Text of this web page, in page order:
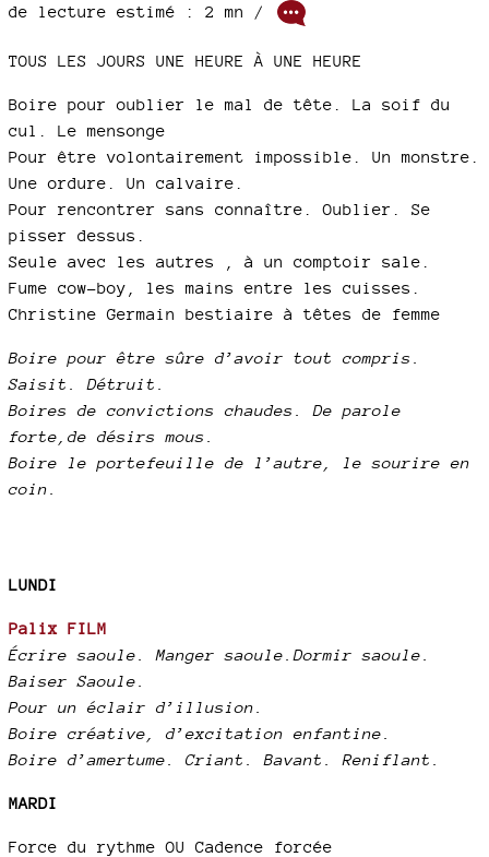
de lecture estimé : 2 mn /
TOUS LES JOURS UNE HEURE À UNE HEURE
Boire pour oublier le mal de tête. La soif du
cul. Le mensonge
Pour être volontairement impossible. Un monstre.
Une ordure. Un calvaire.
Pour rencontrer sans connaître. Oublier. Se
pisser dessus.
Seule avec les autres , à un comptoir sale.
Fume cow-boy, les mains entre les cuisses.
Christine Germain bestiaire à têtes de femme
Boire pour être sûre d’avoir tout compris.
Saisit. Détruit.
Boires de convictions chaudes. De parole
forte,de désirs mous.
Boire le portefeuille de l’autre, le sourire en
coin.
LUNDI
Palix FILM
Écrire saoule. Manger saoule.Dormir saoule.
Baiser Saoule.
Pour un éclair d’illusion.
Boire créative, d’excitation enfantine.
Boire d’amertume. Criant. Bavant. Reniflant.
MARDI
Force du rythme OU Cadence forcée